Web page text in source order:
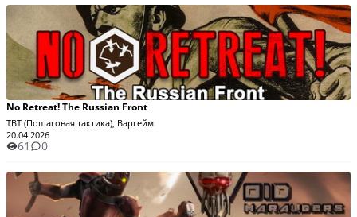
No Retreat! The Russian Front
TBT (Пошаговая тактика), Варгейм
20.04.2026
61 0